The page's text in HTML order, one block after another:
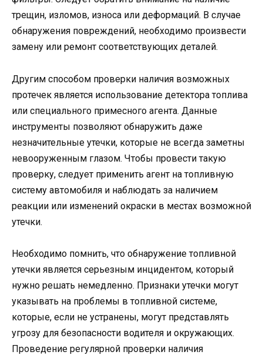
трещин, изломов, износа или деформаций. В случае
обнаружения повреждений, необходимо произвести
замену или ремонт соответствующих деталей.
Другим способом проверки наличия возможных
протечек является использование детектора топлива
или специального примесного агента. Данные
инструменты позволяют обнаружить даже
незначительные утечки, которые не всегда заметны
невооруженным глазом. Чтобы провести такую
проверку, следует применить агент на топливную
систему автомобиля и наблюдать за наличием
реакции или изменений окраски в местах возможной
утечки.
Необходимо помнить, что обнаружение топливной
утечки является серьезным инцидентом, который
нужно решать немедленно. Признаки утечки могут
указывать на проблемы в топливной системе,
которые, если не устранены, могут представлять
угрозу для безопасности водителя и окружающих.
Проведение регулярной проверки наличия